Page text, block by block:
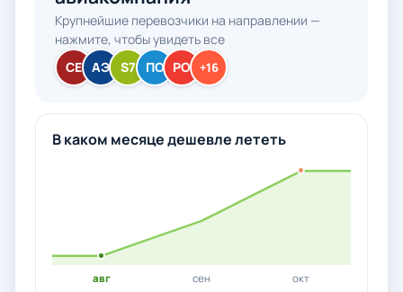
Крупнейшие перевозчики на направлении —
нажмите, чтобы увидеть все
СЕ АЭ S7 ПО РО +16
В каком месяце дешевле лететь
авг сен окт